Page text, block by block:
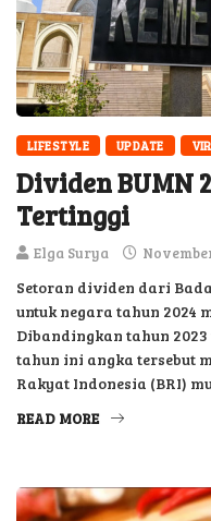
LIFESTYLE UPDATE
Dividen BUMN
Tertinggi
Elga Surya
Setoran dividen dari
untuk negara tahun
Dibandingkan tahun 2023
tahun ini angka tersebut
Rakyat Indonesia (BRI)
READ MORE